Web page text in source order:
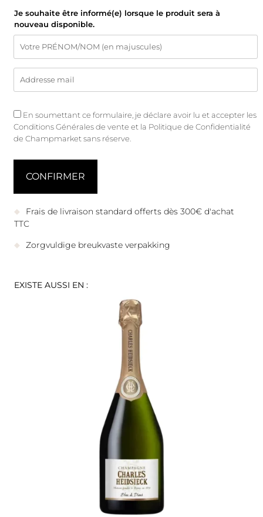
Je souhaite être informé(e) lorsque le produit sera à
nouveau disponible.
En soumettant ce formulaire, je déclare avoir lu et accepter les
Conditions Générales de vente et la Politique de Confidentialité
de Champmarket sans réserve.
Frais de livraison standard offerts dès 300€ d'achat
TTC
Zorgvuldige breukvaste verpakking
EXISTE AUSSI EN :